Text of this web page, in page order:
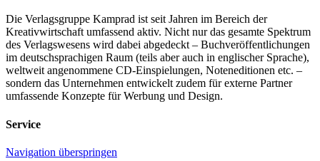
Die Verlagsgruppe Kamprad ist seit Jahren im Bereich der
Kreativwirtschaft umfassend aktiv. Nicht nur das gesamte Spektrum
des Verlagswesens wird dabei abgedeckt – Buchveröffentlichungen
im deutschsprachigen Raum (teils aber auch in englischer Sprache),
weltweit angenommene CD-Einspielungen, Noteneditionen etc. –
sondern das Unternehmen entwickelt zudem für externe Partner
umfassende Konzepte für Werbung und Design.
Service
Navigation überspringen